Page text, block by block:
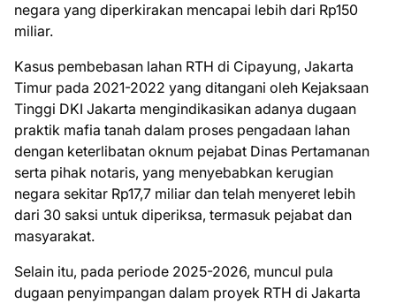
negara yang diperkirakan mencapai lebih dari Rp150
miliar.
Kasus pembebasan lahan RTH di Cipayung, Jakarta
Timur pada 2021-2022 yang ditangani oleh Kejaksaan
Tinggi DKI Jakarta mengindikasikan adanya dugaan
praktik mafia tanah dalam proses pengadaan lahan
dengan keterlibatan oknum pejabat Dinas Pertamanan
serta pihak notaris, yang menyebabkan kerugian
negara sekitar Rp17,7 miliar dan telah menyeret lebih
dari 30 saksi untuk diperiksa, termasuk pejabat dan
masyarakat.
Selain itu, pada periode 2025-2026, muncul pula
dugaan penyimpangan dalam proyek RTH di Jakarta